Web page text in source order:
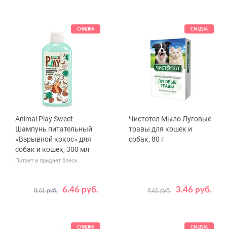
СКИДКА
Animal Play Sweet
Шампунь питательный
«Взрывной кокос» для
собак и кошек, 300 мл
Питает и придает блеск
6.46 руб.
8.61 руб.
СКИДКА
Чистотел Мыло Луговые
травы для кошек и
собак, 80 г
3.46 руб.
4.61 руб.
СКИДКА СКИДКА